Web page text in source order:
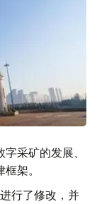
采矿的发展、
架。
行了修改，并